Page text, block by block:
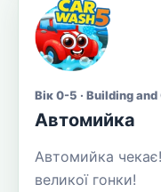
Вік 0-5 · Building
Автомийка
Автомийка
великої гонки!